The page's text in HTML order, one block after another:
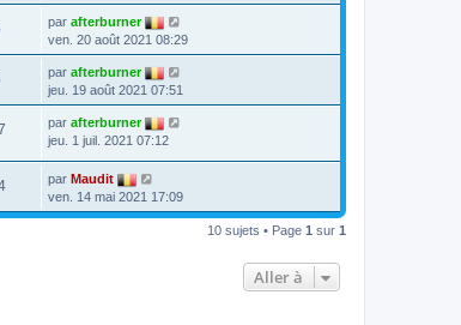
par afterburner
ven. 20 août 2021 08:29
par afterburner
jeu. 19 août 2021 07:51
par afterburner
jeu. 1 juil. 2021 07:12
par Maudit
ven. 14 mai 2021 17:09
10 sujets • Page 1 sur 1
Aller à